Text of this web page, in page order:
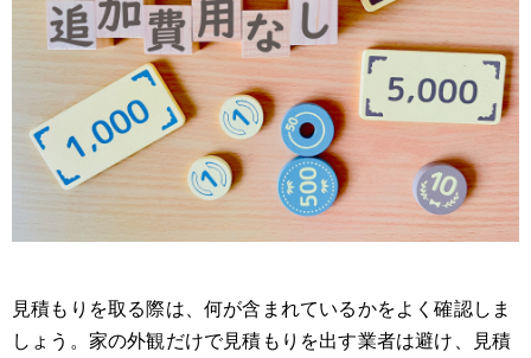
見積もりを取る際は、何が含まれているかをよく確認しま
しょう。家の外観だけで見積もりを出す業者は避け、見積